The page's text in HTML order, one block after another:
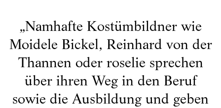
„Namhafte Kostümbildner wie
Moidele Bickel, Reinhard von der
Thannen oder roselie sprechen
über ihren Weg in den Beruf
sowie die Ausbildung und geben